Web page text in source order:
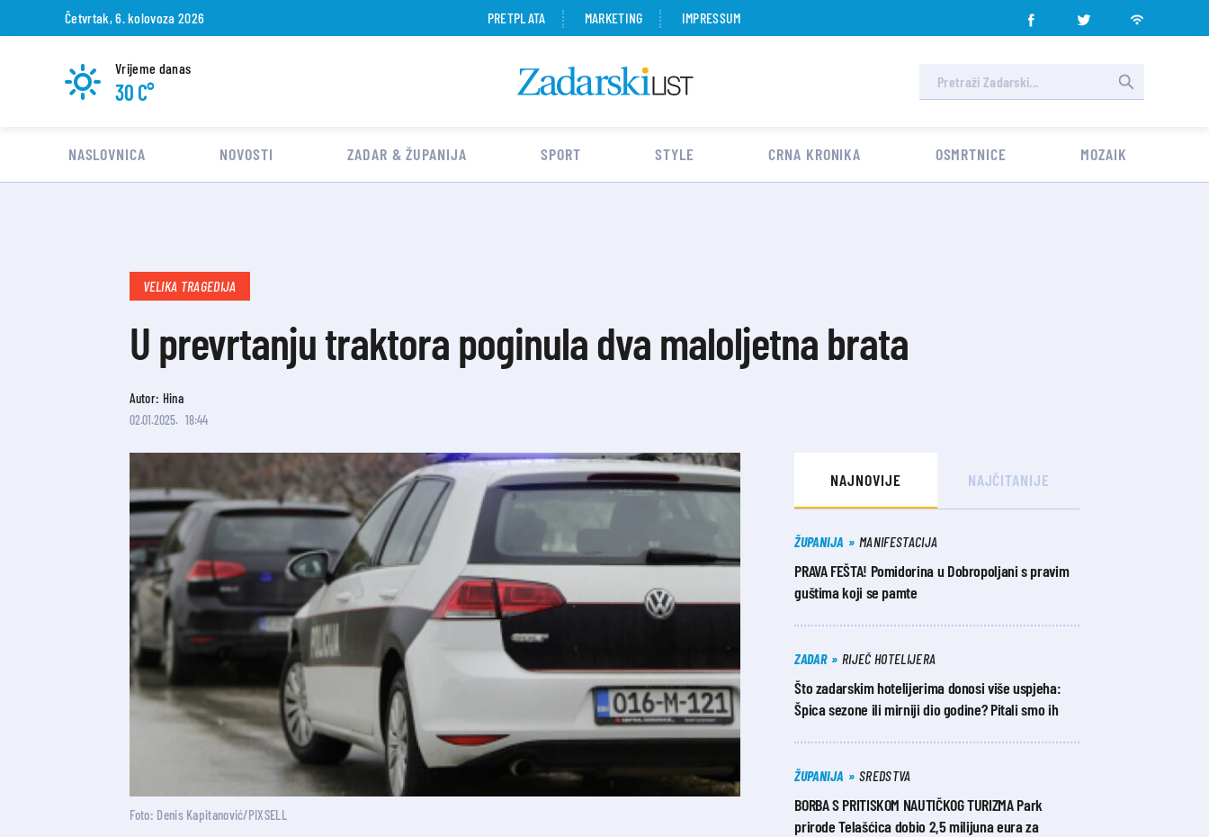
Četvrtak, 6. kolovoza 2026 PRETPLATA MARKETING IMPRESSUM
Vrijeme danas
30 C°
NASLOVNICA NOVOSTI ZADAR & ŽUPANIJA SPORT STYLE CRNA KRONIKA OSMRTNICE MOZAIK
VELIKA TRAGEDIJA
U prevrtanju traktora poginula dva maloljetna brata
Autor: Hina
02.01.2025. 18:44
Foto: Denis Kapitanović/PIXSELL
NAJNOVIJE NAJČITANIJE
ŽUPANIJA MANIFESTACIJA
PRAVA FEŠTA! Pomidorina u Dobropoljani s pravim
guštima koji se pamte
ZADAR RIJEČ HOTELIJERA
Što zadarskim hotelijerima donosi više uspjeha:
Špica sezone ili mirniji dio godine? Pitali smo ih
ŽUPANIJA SREDSTVA
BORBA S PRITISKOM NAUTIČKOG TURIZMA Park
prirode Telašćica dobio 2,5 milijuna eura za